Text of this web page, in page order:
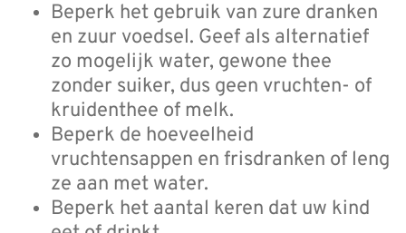
Beperk het gebruik van zure dranken
en zuur voedsel. Geef als alternatief
zo mogelijk water, gewone thee
zonder suiker, dus geen vruchten- of
kruidenthee of melk.
Beperk de hoeveelheid
vruchtensappen en frisdranken of leng
ze aan met water.
Beperk het aantal keren dat uw kind